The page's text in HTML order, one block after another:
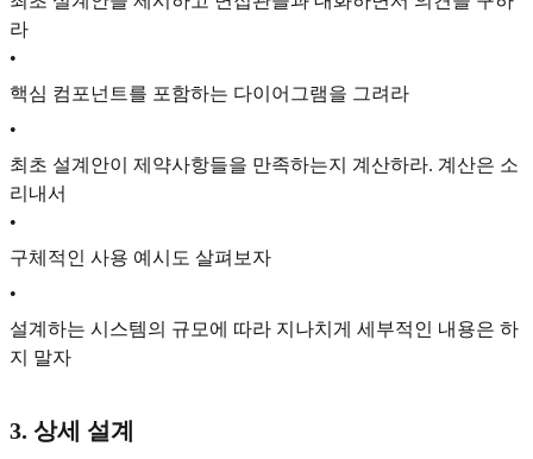
라
•
핵심 컴포넌트를 포함하는 다이어그램을 그려라
•
최초 설계안이 제약사항들을 만족하는지 계산하라. 계산은 소
리내서
•
구체적인 사용 예시도 살펴보자
•
설계하는 시스템의 규모에 따라 지나치게 세부적인 내용은 하
지 말자
3. 상세 설계